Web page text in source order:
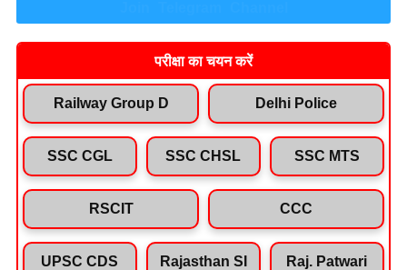
परीक्षा का चयन करें
Railway Group D Delhi Police
SSC CGL SSC CHSL SSC MTS
RSCIT CCC
UPSC CDS Rajasthan SI Raj. Patwari